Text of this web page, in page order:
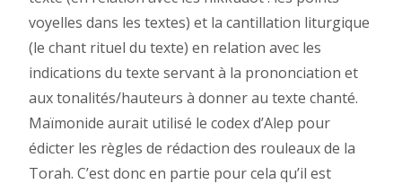
voyelles dans les textes) et la cantillation liturgique
(le chant rituel du texte) en relation avec les
indications du texte servant à la prononciation et
aux tonalités/hauteurs à donner au texte chanté.
Maïmonide aurait utilisé le codex d’Alep pour
édicter les règles de rédaction des rouleaux de la
Torah. C’est donc en partie pour cela qu’il est